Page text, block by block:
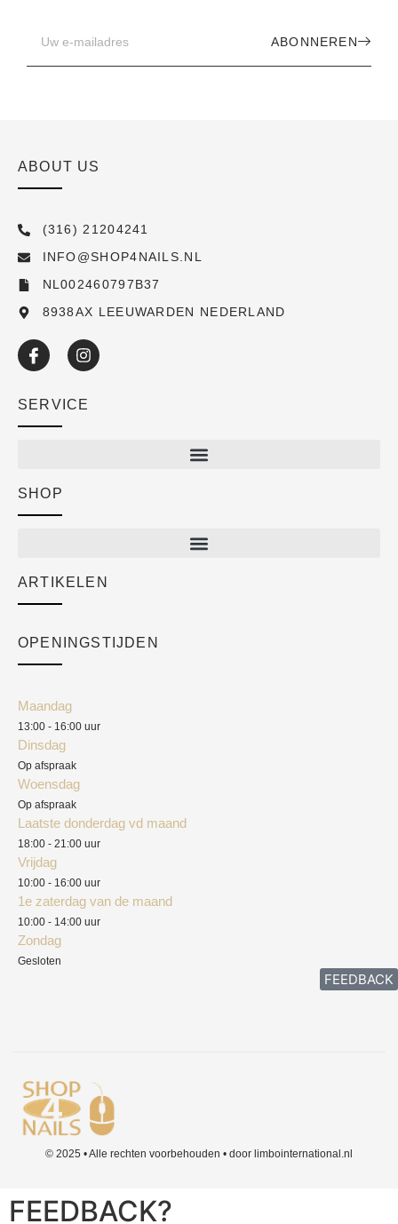
ABONNEREN
ABOUT US
(316) 21204241
INFO@SHOP4NAILS.NL
NL002460797B37
8938AX LEEUWARDEN NEDERLAND
SERVICE
Academy
SHOP
ARTIKELEN
OPENINGSTIJDEN
Maandag
13:00 - 16:00 uur
Dinsdag
Op afspraak
Woensdag
Op afspraak
Laatste donderdag vd maand
18:00 - 21:00 uur
Vrijdag
10:00 - 16:00 uur
1e zaterdag van de maand
10:00 - 14:00 uur
Zondag
Gesloten
© 2025 • Alle rechten voorbehouden • door limbointernational.nl
FEEDBACK?
FEEDBACK